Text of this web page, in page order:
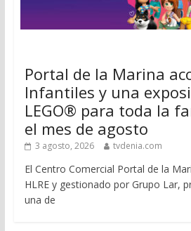
Portal de la Marina
Infantiles y una
LEGO® para toda la
el mes de agosto
3 agosto, 2026 tvdenia.com
El Centro Comercial Portal de la
HLRE y gestionado por Grupo Lar,
una de